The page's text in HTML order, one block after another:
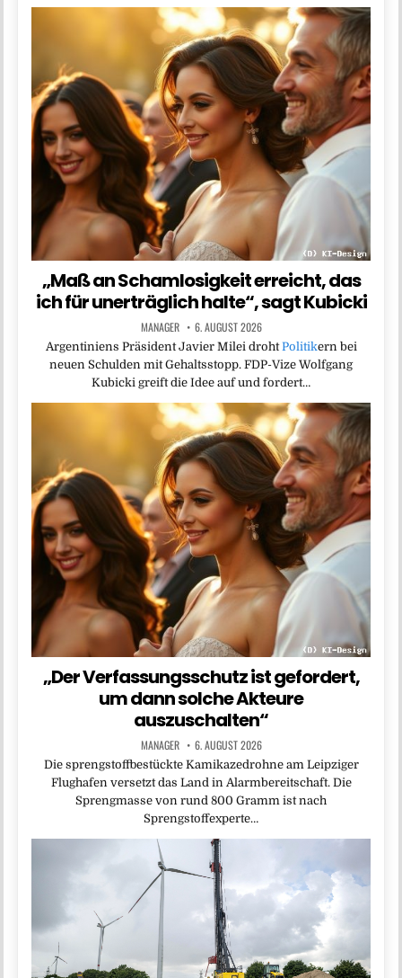
„Maß an Schamlosigkeit erreicht, das
ich für unerträglich halte“, sagt Kubicki
MANAGER 6. AUGUST 2026
Argentiniens Präsident Javier Milei drohtPolitikern bei
neuen Schulden mit Gehaltsstopp. FDP-Vize Wolfgang
Kubicki greift die Idee auf und fordert…
„Der Verfassungsschutz ist gefordert,
um dann solche Akteure
auszuschalten“
MANAGER 6. AUGUST 2026
Die sprengstoffbestückte Kamikazedrohne am Leipziger
Flughafen versetzt das Land in Alarmbereitschaft. Die
Sprengmasse von rund 800 Gramm ist nach
Sprengstoffexperte…